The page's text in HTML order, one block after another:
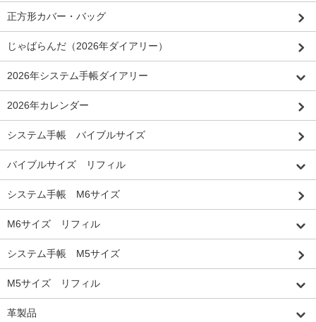
正方形カバー・バッグ
じゃばらんだ（2026年ダイアリー）
2026年システム手帳ダイアリー
2026年カレンダー
システム手帳 バイブルサイズ
バイブルサイズ リフィル
システム手帳 M6サイズ
M6サイズ リフィル
システム手帳 M5サイズ
M5サイズ リフィル
革製品